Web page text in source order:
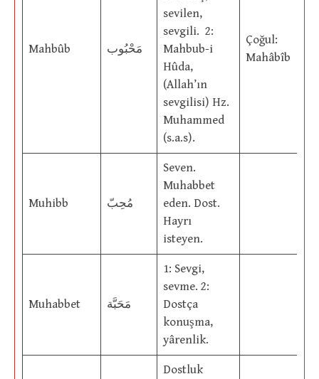
Mahbûb مَحْبُوب
sevilen,
sevgili. 2:
Mahbub-i
Hûda,
(Allah’ın
sevgilisi) Hz.
Muhammed
(s.a.s).
Çoğul:
Mahâbîb
Muhibb مُحِبّ
Seven.
Muhabbet
eden. Dost.
Hayrı
isteyen.
Muhabbet مَحَبَّة
1: Sevgi,
sevme. 2:
Dostça
konuşma,
yârenlik.
Dostluk